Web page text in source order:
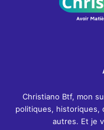
Christiano Btf, mon
politiques, historiques,
autres. Et je